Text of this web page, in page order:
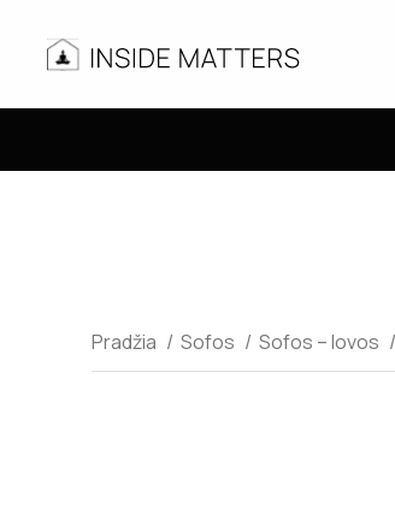
Pradžia Sofos Sofos – lovos